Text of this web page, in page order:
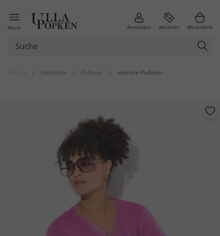
Menü Anmelden Aktionen Warenkorb
| Startseite | Pullover | weitere Pullover